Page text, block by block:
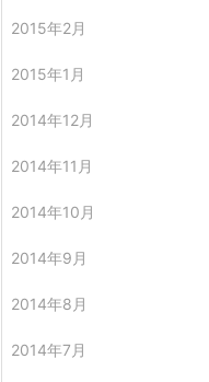
2015年2月
2015年1月
2014年12月
2014年11月
2014年10月
2014年9月
2014年8月
2014年7月